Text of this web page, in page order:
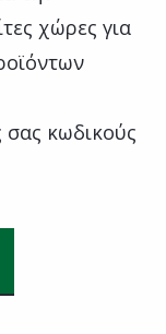
χώρες για
σας κωδικούς